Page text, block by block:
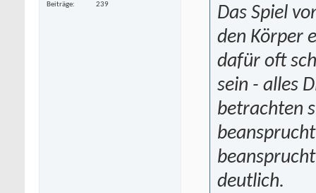
Beiträge
239
Das Spiel
den Körper
dafür oft
sein - alles
betrachten
deutlich.